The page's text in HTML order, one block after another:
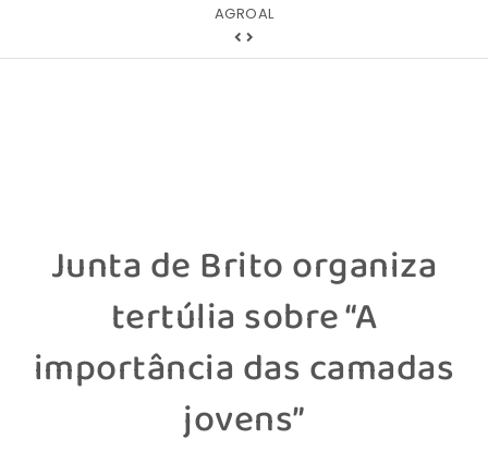
AGROAL
Mondega Gourmet
Junta de Brito organiza
tertúlia sobre “A
importância das camadas
jovens”